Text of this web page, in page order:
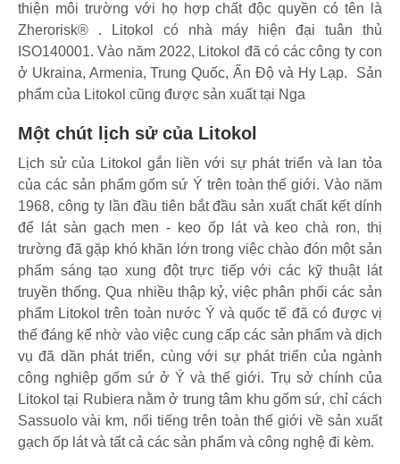
thiện môi trường với họ hợp chất độc quyền có tên là
Zherorisk® . Litokol có nhà máy hiện đại tuân thủ
ISO140001. Vào năm 2022, Litokol đã có các công ty con
ở Ukraina, Armenia, Trung Quốc, Ấn Độ và Hy Lạp. Sản
phẩm của Litokol cũng được sản xuất tại Nga
Một chút lịch sử của Litokol
Lịch sử của Litokol gắn liền với sự phát triển và lan tỏa
của các sản phẩm gốm sứ Ý trên toàn thế giới. Vào năm
1968, công ty lần đầu tiên bắt đầu sản xuất chất kết dính
để lát sàn gạch men - keo ốp lát và keo chà ron, thị
trường đã gặp khó khăn lớn trong việc chào đón một sản
phẩm sáng tạo xung đột trực tiếp với các kỹ thuật lát
truyền thống. Qua nhiều thập kỷ, việc phân phối các sản
phẩm Litokol trên toàn nước Ý và quốc tế đã có được vị
thế đáng kể nhờ vào việc cung cấp các sản phẩm và dịch
vụ đã dần phát triển, cùng với sự phát triển của ngành
công nghiệp gốm sứ ở Ý và thế giới. Trụ sở chính của
Litokol tại Rubiera nằm ở trung tâm khu gốm sứ, chỉ cách
Sassuolo vài km, nổi tiếng trên toàn thế giới về sản xuất
gạch ốp lát và tất cả các sản phẩm và công nghệ đi kèm.